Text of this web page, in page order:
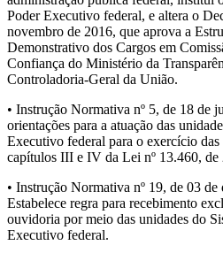
Poder Executivo federal, e altera o
novembro de 2016, que aprova a
Demonstrativo dos Cargos em
Confiança do Ministério da
Controladoria-Geral da União.
• Instrução Normativa nº 5, de 18 de
orientações para a atuação das
Executivo federal para o exercício
capítulos III e IV da Lei nº 13.460, de
• Instrução Normativa nº 19, de 03
Estabelece regra para recebimento
ouvidoria por meio das unidades do
Executivo federal.